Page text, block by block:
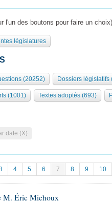
Bureau Collège des
... )
l'un des boutons pour faire un choix)
législatures
(20252) Dossiers législatifs
(1001) Textes adoptés (693)
date (X)
4 5 6 7 8 9 10
M. Éric Michoux